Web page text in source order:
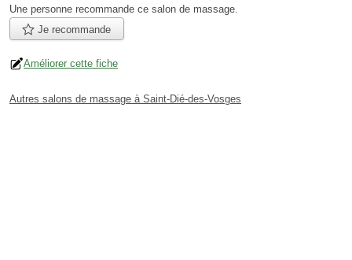
Une personne recommande ce salon de massage.
Je recommande
Améliorer cette fiche
Autres salons de massage à Saint-Dié-des-Vosges